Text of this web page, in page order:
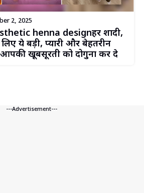
2, 2025
henna designहर शादी,
लिए ये बड़ी, प्यारी और बेहतरीन
आपकी खूबसूरती को दोगुना कर दे
---Advertisement---